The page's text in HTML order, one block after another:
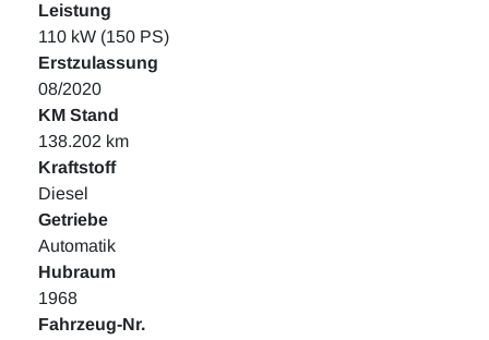
Leistung
110 kW (150 PS)
Erstzulassung
08/2020
KM Stand
138.202 km
Kraftstoff
Diesel
Getriebe
Automatik
Hubraum
1968
Fahrzeug-Nr.